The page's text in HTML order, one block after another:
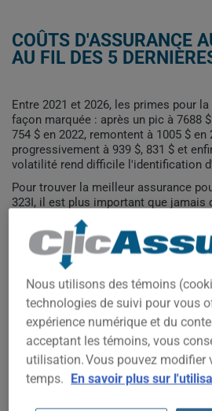
COÛTS D'ASSURANCE
AU FIL DES 5
Entre 2021 et 2026, les primes pour
façon marquée : après un pic à 7688
754 $ en 2022, remontent à 1005 $
progressivement à 939 $, 831 $ et
volatilité rend difficile l'identification
Pour trouver la meilleur assurance
323I, il est plus important que jamais
4 000$
6 000$
Nous utilisons des témoins
technologies de suivi pour vous
expérience numérique et du
acceptant les témoins, vous
utilisation. Vous pouvez modifier
temps. En savoir plus sur